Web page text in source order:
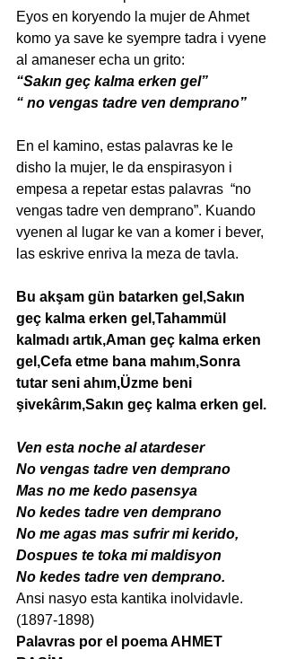
Eyos en koryendo la mujer de Ahmet
komo ya save ke syempre tadra i vyene
al amaneser echa un grito:
“Sakın geç kalma erken gel”
“ no vengas tadre ven demprano”
En el kamino, estas palavras ke le
disho la mujer, le da enspirasyon i
empesa a repetar estas palavras  “no
vengas tadre ven demprano”. Kuando
vyenen al lugar ke van a komer i bever,
las eskrive enriva la meza de tavla.
Bu akşam gün batarken gel,Sakın
geç kalma erken gel,Tahammül
kalmadı artık,Aman geç kalma erken
gel,Cefa etme bana mahım,Sonra
tutar seni ahım,Üzme beni
şivekârım,Sakın geç kalma erken gel.
Ven esta noche al atardeser
No vengas tadre ven demprano
Mas no me kedo pasensya
No kedes tadre ven demprano
No me agas mas sufrir mi kerido,
Dospues te toka mi maldisyon
No kedes tadre ven demprano.
Ansi nasyo esta kantika inolvidavle.
(1897-1898)
Palavras por el poema AHMET